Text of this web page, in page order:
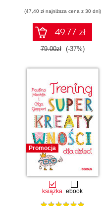
ćwiczenia
(47,40 zł najniższa cena z 30 dni)
49.77 zł
79.00zł (-37%)
Promocja
książka ebook